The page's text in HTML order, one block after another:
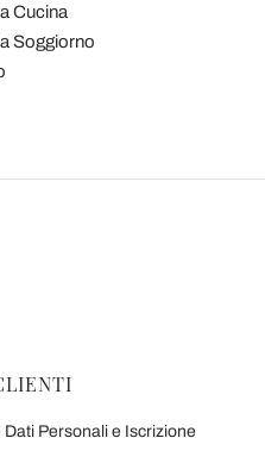
Cucina
Soggiorno
Personali e Iscrizione